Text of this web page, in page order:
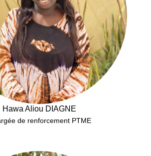
Hawa Aliou DIAGNE
de renforcement PTME